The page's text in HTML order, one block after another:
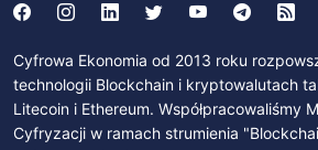
Cyfrowa Ekonomia od 2013 roku
technologii Blockchain i kryptowalutach
Litecoin i Ethereum. Współpracowaliśmy
Cyfryzacji w ramach strumienia